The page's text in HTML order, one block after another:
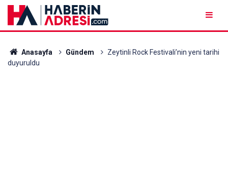
Anasayfa Gündem
Zeytinli Rock Festivali’nin yeni tarihi
duyuruldu